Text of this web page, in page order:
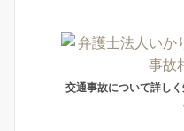
交通事故について詳し